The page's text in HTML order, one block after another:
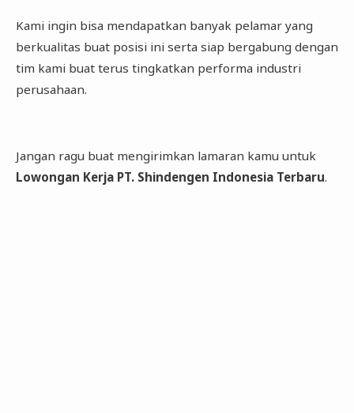
Kami ingin bisa mendapatkan banyak pelamar yang
berkualitas buat posisi ini serta siap bergabung dengan
tim kami buat terus tingkatkan performa industri
perusahaan.
Jangan ragu buat mengirimkan lamaran kamu untuk
Lowongan Kerja PT. Shindengen Indonesia Terbaru.